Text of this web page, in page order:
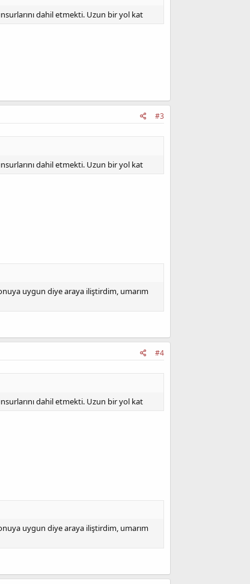
dahil etmekti. Uzun bir yol kat
#3
dahil etmekti. Uzun bir yol kat
uygun diye araya iliştirdim, umarım
#4
dahil etmekti. Uzun bir yol kat
uygun diye araya iliştirdim, umarım